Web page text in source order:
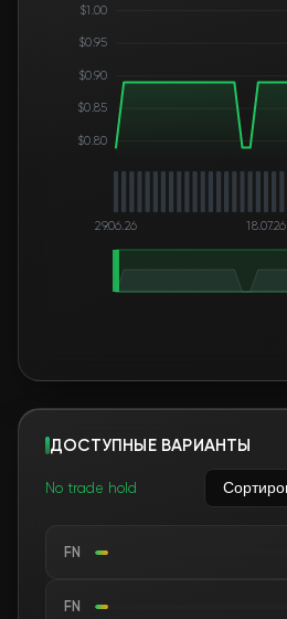
$0.80
$0.85
$0.90
$0.95
$1.00
29.06.26 18.07.26
ДОСТУПНЫЕ ВАРИАНТЫ
No trade hold
FN
FN